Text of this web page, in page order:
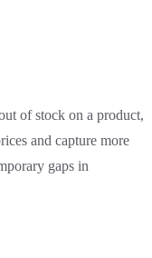
of stock on a product,
and capture more
gaps in